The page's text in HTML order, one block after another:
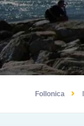
Follonica